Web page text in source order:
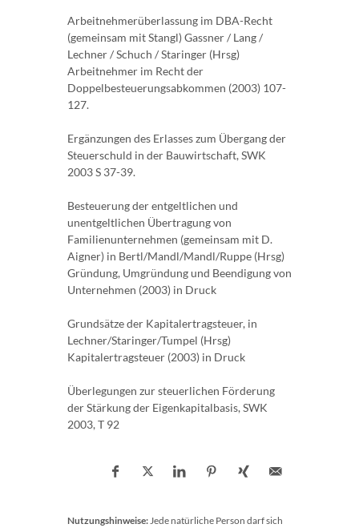
Arbeitnehmerüberlassung im DBA-Recht
(gemeinsam mit Stangl) Gassner / Lang /
Lechner / Schuch / Staringer (Hrsg)
Arbeitnehmer im Recht der
Doppelbesteuerungsabkommen (2003) 107-
127.
Ergänzungen des Erlasses zum Übergang der
Steuerschuld in der Bauwirtschaft, SWK
2003 S 37-39.
Besteuerung der entgeltlichen und
unentgeltlichen Übertragung von
Familienunternehmen (gemeinsam mit D.
Aigner) in Bertl/Mandl/Mandl/Ruppe (Hrsg)
Gründung, Umgründung und Beendigung von
Unternehmen (2003) in Druck
Grundsätze der Kapitalertragsteuer, in
Lechner/Staringer/Tumpel (Hrsg)
Kapitalertragsteuer (2003) in Druck
Überlegungen zur steuerlichen Förderung
der Stärkung der Eigenkapitalbasis, SWK
2003, T 92
Nutzungshinweise:Jede natürliche Person darf sich